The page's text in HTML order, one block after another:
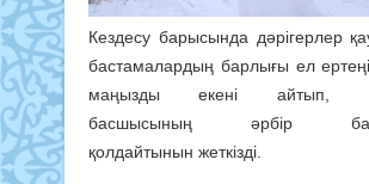
Кездесу барысында дәрігерлер
бастамалардың барлығы ел
маңызды екені айтып,
басшысының әрбір
қолдайтынын жеткізді.